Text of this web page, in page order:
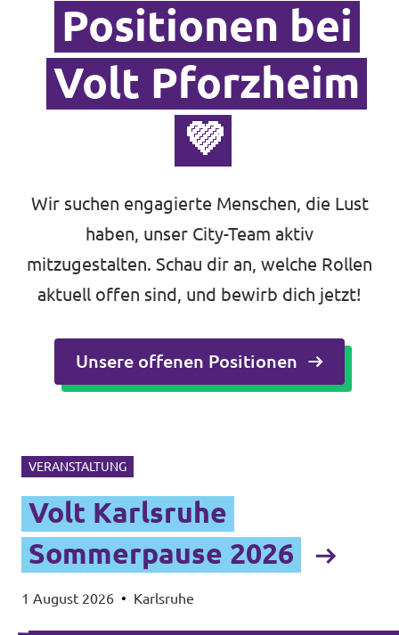
Positionen bei
Volt Pforzheim
💜
Wir suchen engagierte Menschen, die Lust
haben, unser City-Team aktiv
mitzugestalten. Schau dir an, welche Rollen
aktuell offen sind, und bewirb dich jetzt!
Unsere offenen Positionen
VERANSTALTUNG
Volt Karlsruhe
Sommerpause 2026
1 August 2026 • Karlsruhe